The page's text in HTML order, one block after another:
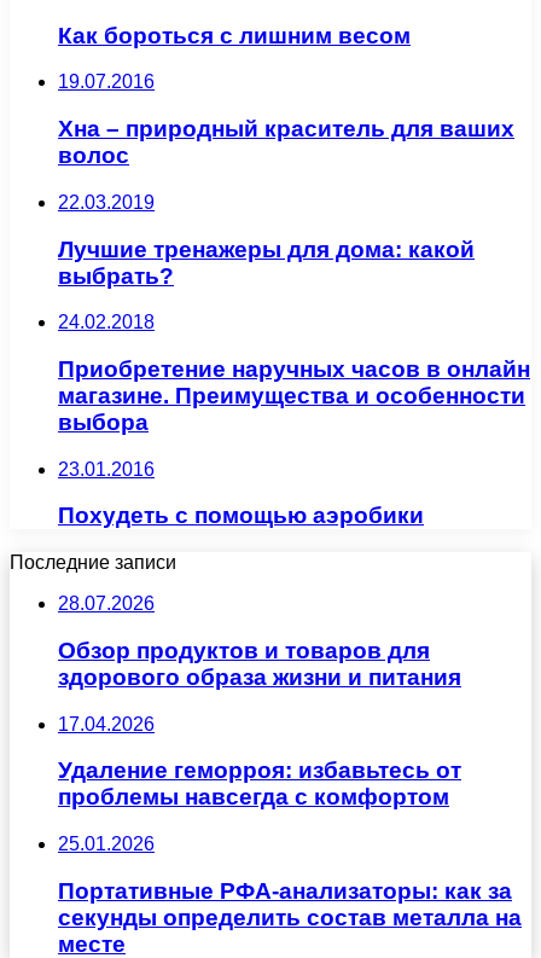
Как бороться с лишним весом
19.07.2016
Хна – природный краситель для ваших
волос
22.03.2019
Лучшие тренажеры для дома: какой
выбрать?
24.02.2018
Приобретение наручных часов в онлайн
магазине. Преимущества и особенности
выбора
23.01.2016
Похудеть с помощью аэробики
Последние записи
28.07.2026
Обзор продуктов и товаров для
здорового образа жизни и питания
17.04.2026
Удаление геморроя: избавьтесь от
проблемы навсегда с комфортом
25.01.2026
Портативные РФА-анализаторы: как за
секунды определить состав металла на
месте